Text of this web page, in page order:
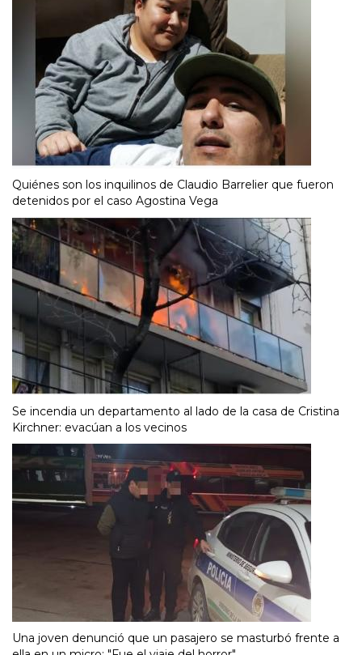
Quiénes son los inquilinos de Claudio Barrelier que fueron
detenidos por el caso Agostina Vega
Se incendia un departamento al lado de la casa de Cristina
Kirchner: evacúan a los vecinos
Una joven denunció que un pasajero se masturbó frente a